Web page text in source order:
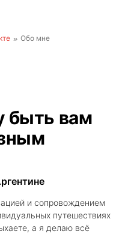
Обо мне
быть вам
и сопровождением
путешествиях
а я делаю всё